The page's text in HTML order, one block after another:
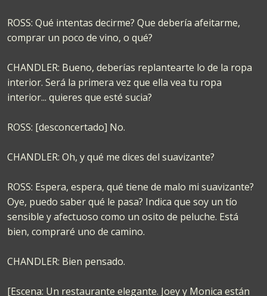
ROSS: Qué intentas decirme? Que debería afeitarme,
comprar un poco de vino, o qué?
CHANDLER: Bueno, deberías replantearte lo de la ropa
interior. Será la primera vez que ella vea tu ropa
interior... quieres que esté sucia?
ROSS: [desconcertado] No.
CHANDLER: Oh, y qué me dices del suavizante?
ROSS: Espera, espera, qué tiene de malo mi suavizante?
Oye, puedo saber qué le pasa? Indica que soy un tío
sensible y afectuoso como un osito de peluche. Está
bien, compraré uno de camino.
CHANDLER: Bien pensado.
[Escena: Un restaurante elegante. Joey y Monica están